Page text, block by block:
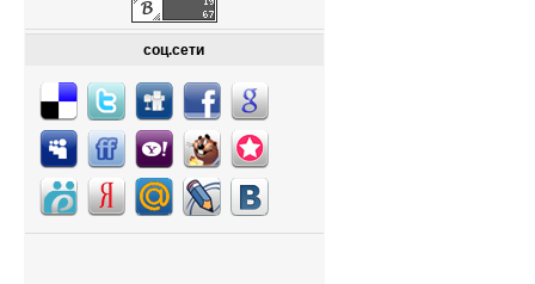
соц.сети